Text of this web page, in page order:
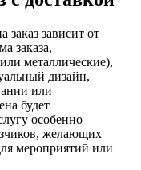
заказ зависит от
заказа,
металлические),
дизайн,
или
будет
особенно
желающих
мероприятий или